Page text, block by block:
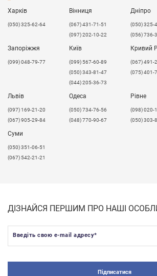
Харків
(050) 325-62-64
Вінниця
(067) 431-71-51
(097) 202-10-22
Дніпро
(050) 325-
(056) 736-
Запоріжжя
(099) 048-79-77
Київ
(099) 567-60-89
(050) 343-81-47
(044) 205-36-73
Кривий
(067) 491-
(075) 401-
Львів
​(097) 169-21-20
(067) 905-29-84
Одеса
(050) 734-76-56
(048) 770-90-67
Рівне
(098) 020-
(050) 303-
Суми
(050) 351-06-51
(067) 542-21-21
ДІЗНАЙСЯ ПЕРШИМ ПРО НАШІ
Введіть свою e-mail адресу*
Підписатися